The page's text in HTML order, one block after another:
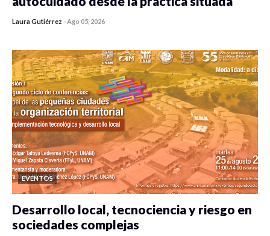
Laura Gutiérrez -Ago 05, 2026
EVENTOS
Desarrollo local, tecnociencia y riesgo en
sociedades complejas